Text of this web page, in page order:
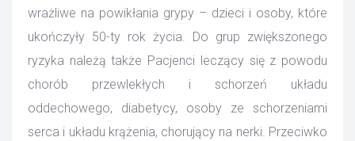
wrażliwe na powikłania grypy – dzieci i osoby, które
ukończyły 50-ty rok życia. Do grup zwiększonego
ryzyka należą także Pacjenci leczący się z powodu
chorób przewlekłych i schorzeń układu
oddechowego, diabetycy, osoby ze schorzeniami
erca i układu krążenia, chorujący na nerki. Przeciwko